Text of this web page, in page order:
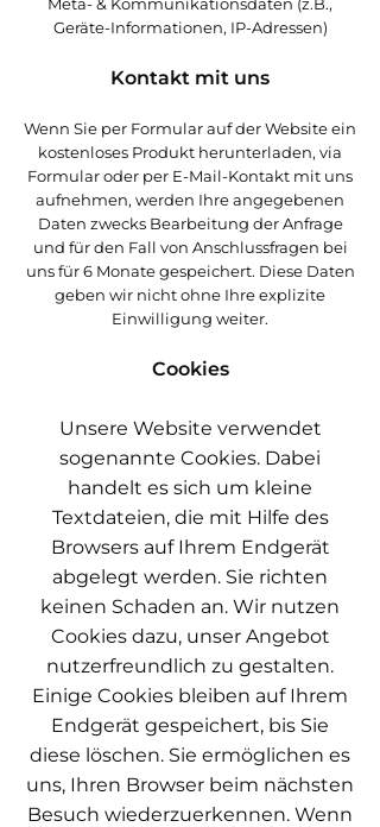
Geräte-Informationen, IP-Adressen)
Kontakt mit uns
Wenn Sie per Formular auf der Website ein
kostenloses Produkt herunterladen, via
Formular oder per E-Mail-Kontakt mit uns
aufnehmen, werden Ihre angegebenen
Daten zwecks Bearbeitung der Anfrage
und für den Fall von Anschlussfragen bei
uns für 6 Monate gespeichert. Diese Daten
geben wir nicht ohne Ihre explizite
Einwilligung weiter.
Cookies
Unsere Website verwendet
sogenannte Cookies. Dabei
handelt es sich um kleine
Textdateien, die mit Hilfe des
Browsers auf Ihrem Endgerät
abgelegt werden. Sie richten
keinen Schaden an. Wir nutzen
Cookies dazu, unser Angebot
nutzerfreundlich zu gestalten.
Einige Cookies bleiben auf Ihrem
Endgerät gespeichert, bis Sie
diese löschen. Sie ermöglichen es
uns, Ihren Browser beim nächsten
Besuch wiederzuerkennen. Wenn